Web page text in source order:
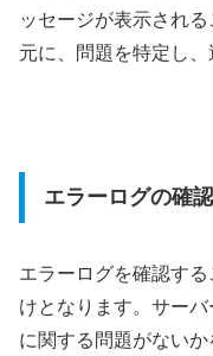
ッセージが表示され
元に、問題を特定し、
エラーログの確認
エラーログを確認す
けとなります。サー
に関する問題がないか